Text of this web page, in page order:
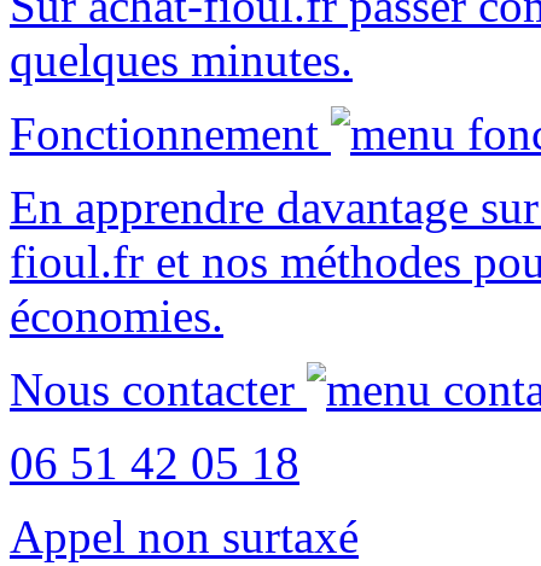
quelques minutes.
Fonctionnement
En apprendre davantage
fioul.fr et nos méthodes
économies.
Nous contacter
06 51 42 05 18
Appel non surtaxé